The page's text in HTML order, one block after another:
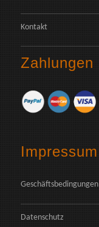
Kontakt
Zahlungen
Impressum
Geschäftsbedingungen
Datenschutz